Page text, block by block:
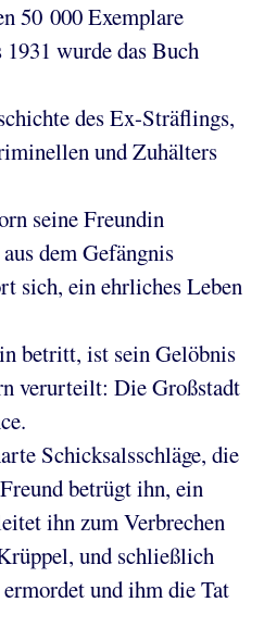
50 000 Exemplare
wurde das Buch
des Ex-Sträflings,
und Zuhälters
seine Freundin
dem Gefängnis
sich, ein ehrliches Leben
betritt, ist sein Gelöbnis
verurteilt: Die Großstadt
Schicksalsschläge, die
betrügt ihn, ein
ihn zum Verbrechen
und schließlich
und ihm die Tat